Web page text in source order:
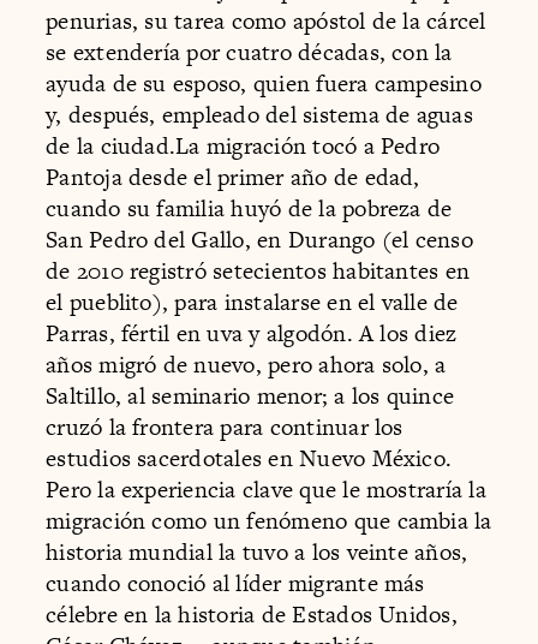
penurias, su tarea como apóstol de la cárcel
se extendería por cuatro décadas, con la
ayuda de su esposo, quien fuera campesino
y, después, empleado del sistema de aguas
de la ciudad.La migración tocó a Pedro
Pantoja desde el primer año de edad,
cuando su familia huyó de la pobreza de
San Pedro del Gallo, en Durango (el censo
de 2010 registró setecientos habitantes en
el pueblito), para instalarse en el valle de
Parras, fértil en uva y algodón. A los diez
años migró de nuevo, pero ahora solo, a
Saltillo, al seminario menor; a los quince
cruzó la frontera para continuar los
estudios sacerdotales en Nuevo México.
Pero la experiencia clave que le mostraría la
migración como un fenómeno que cambia la
historia mundial la tuvo a los veinte años,
cuando conoció al líder migrante más
célebre en la historia de Estados Unidos,